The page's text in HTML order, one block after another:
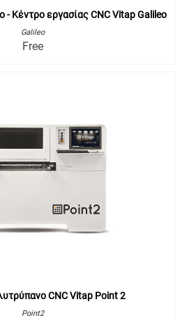
- Κέντρο εργασίας CNC Vitap Galileo
Galileo
Free
CNC Vitap Point 2
Point2